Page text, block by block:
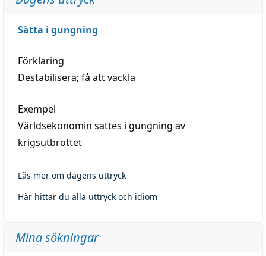
Sätta i gungning
Förklaring
Destabilisera; få att vackla
Exempel
Världsekonomin sattes i gungning av
krigsutbrottet
Läs mer om dagens uttryck
Här hittar du alla uttryck och idiom
Mina sökningar